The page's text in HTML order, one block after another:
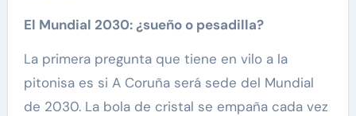
El Mundial 2030: ¿sueño o pesadilla?
La primera pregunta que tiene en vilo a la
pitonisa es si A Coruña será sede del Mundial
de 2030. La bola de cristal se empaña cada vez